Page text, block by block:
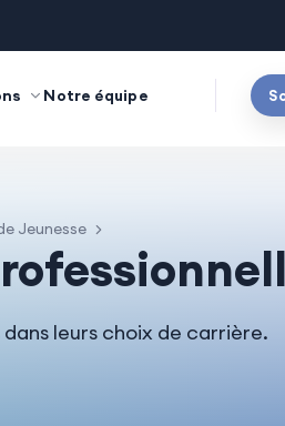
Notre équipe
Jeunesse
leurs choix de carrière.